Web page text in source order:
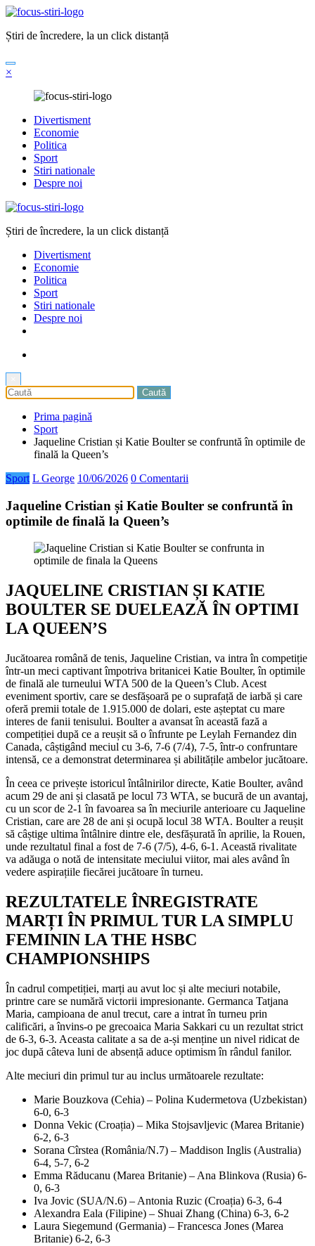
Sari
conținut
Știri de încredere, la un click distanță
×
Divertisment
Economie
Politica
Sport
Stiri nationale
Despre noi
Știri de încredere, la un click distanță
Divertisment
Economie
Politica
Sport
Stiri nationale
Despre noi
Prima pagină
Sport
Jaqueline Cristian și Katie Boulter se confruntă în optimile de
finală la Queen’s
Sport L George 10/06/2026 0 Comentarii
Jaqueline Cristian și Katie Boulter se confruntă în
optimile de finală la Queen’s
JAQUELINE CRISTIAN ȘI KATIE
BOULTER SE DUELEAZĂ ÎN OPTIMI
LA QUEEN’S
Jucătoarea română de tenis, Jaqueline Cristian, va intra în competiție
într-un meci captivant împotriva britanicei Katie Boulter, în optimile
de finală ale turneului WTA 500 de la Queen’s Club. Acest
eveniment sportiv, care se desfășoară pe o suprafață de iarbă și care
oferă premii totale de 1.915.000 de dolari, este așteptat cu mare
interes de fanii tenisului. Boulter a avansat în această fază a
competiției după ce a reușit să o înfrunte pe Leylah Fernandez din
Canada, câștigând meciul cu 3-6, 7-6 (7/4), 7-5, într-o confruntare
intensă, ce a demonstrat determinarea și abilitățile ambelor jucătoare.
În ceea ce privește istoricul întâlnirilor directe, Katie Boulter, având
acum 29 de ani și clasată pe locul 73 WTA, se bucură de un avantaj,
cu un scor de 2-1 în favoarea sa în meciurile anterioare cu Jaqueline
Cristian, care are 28 de ani și ocupă locul 38 WTA. Boulter a reușit
să câștige ultima întâlnire dintre ele, desfășurată în aprilie, la Rouen,
unde rezultatul final a fost de 7-6 (7/5), 4-6, 6-1. Această rivalitate
va adăuga o notă de intensitate meciului viitor, mai ales având în
vedere aspirațiile fiecărei jucătoare în turneu.
REZULTATELE ÎNREGISTRATE
MARȚI ÎN PRIMUL TUR LA SIMPLU
FEMININ LA THE HSBC
CHAMPIONSHIPS
În cadrul competiției, marți au avut loc și alte meciuri notabile,
printre care se numără victorii impresionante. Germanca Tatjana
Maria, campioana de anul trecut, care a intrat în turneu prin
calificări, a învins-o pe grecoaica Maria Sakkari cu un rezultat strict
de 6-3, 6-3. Aceasta calitate a sa de a-și menține un nivel ridicat de
joc după câteva luni de absență aduce optimism în rândul fanilor.
Alte meciuri din primul tur au inclus următoarele rezultate:
Marie Bouzkova (Cehia) – Polina Kudermetova (Uzbekistan)
6-0, 6-3
Donna Vekic (Croația) – Mika Stojsavljevic (Marea Britanie)
6-2, 6-3
Sorana Cîrstea (România/N.7) – Maddison Inglis (Australia)
6-4, 5-7, 6-2
Emma Răducanu (Marea Britanie) – Ana Blinkova (Rusia) 6-
0, 6-3
Iva Jovic (SUA/N.6) – Antonia Ruzic (Croația) 6-3, 6-4
Alexandra Eala (Filipine) – Shuai Zhang (China) 6-3, 6-2
Laura Siegemund (Germania) – Francesca Jones (Marea
Britanie) 6-2, 6-3